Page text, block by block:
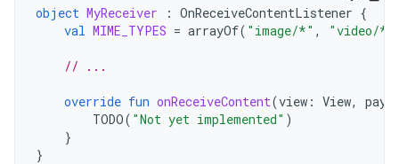
object MyReceiver : OnReceiveContentListener {
val MIME_TYPES = arrayOf( "image/*" , "video/*"
// ...
override fun onReceiveContent(view : View,
TODO( "Not yet implemented" )
}
}